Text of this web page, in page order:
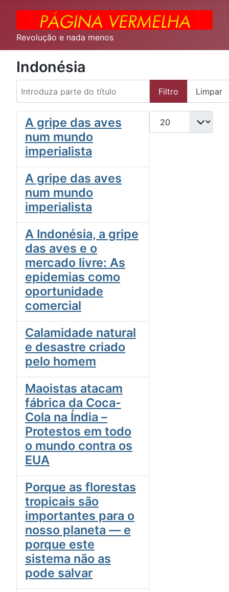
Revolução e nada menos
Indonésia
Introduza parte do título
Filtro Limpar
Qtd. a exibir
A gripe das aves
num mundo
imperialista
A gripe das aves
num mundo
imperialista
A Indonésia, a gripe
das aves e o
mercado livre: As
epidemias como
oportunidade
comercial
Calamidade natural
e desastre criado
pelo homem
Maoistas atacam
fábrica da Coca-
Cola na Índia –
Protestos em todo
o mundo contra os
EUA
Porque as florestas
tropicais são
importantes para o
nosso planeta — e
porque este
sistema não as
pode salvar